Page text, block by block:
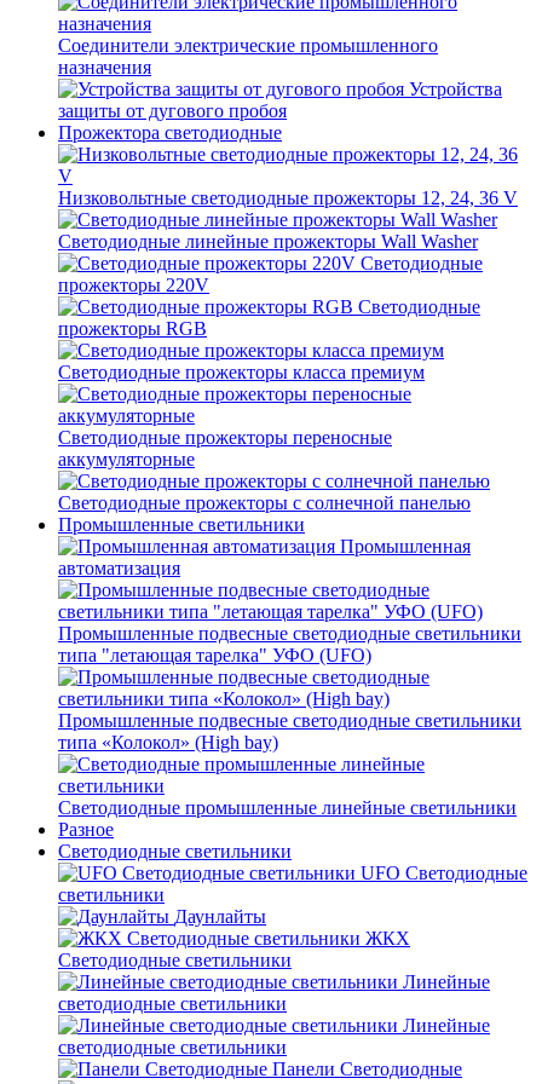
Соединители электрические промышленного
назначения
Устройства
защиты от дугового пробоя
Прожектора светодиодные
Низковольтные светодиодные прожекторы 12, 24, 36 V
Светодиодные линейные прожекторы Wall Washer
Светодиодные
прожекторы 220V
Светодиодные
прожекторы RGB
Светодиодные прожекторы класса премиум
Светодиодные прожекторы переносные
аккумуляторные
Светодиодные прожекторы с солнечной панелью
Промышленные светильники
Промышленная
автоматизация
Промышленные подвесные cветодиодные светильники
типа "летающая тарелка" УФО (UFO)
Промышленные подвесные cветодиодные светильники
типа «Колокол» (High bay)
Светодиодные промышленные линейные светильники
Разное
Светодиодные светильники
UFO Светодиодные
светильники
Даунлайты
ЖКХ
Светодиодные светильники
Линейные
светодиодные светильники
Линейные
светодиодные светильники
Панели Светодиодные